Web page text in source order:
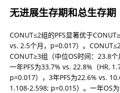
无进展生存期和总生存期
CONUT≤2组的PFS显著优于
vs. 2.5个月，p=0.017）。
CONUT≥3组（中位OS时间：23.8
一年PFS为33.7% vs. 22.8%（HR,
p=0.017），3年PFS为22.6% vs.
1.108-2.598; p=0.015）。一年OS